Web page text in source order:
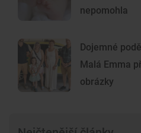
nepomohla
Dojemné
Malá Emma
obrázky